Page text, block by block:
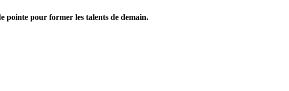
pointe pour former les talents de demain.